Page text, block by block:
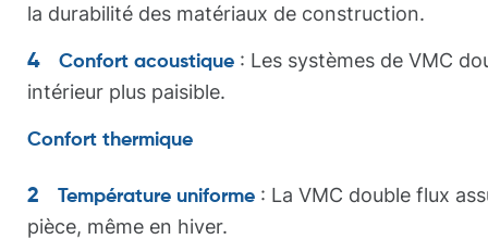
la durabilité des matériaux de construction.
Confort acoustique : Les systèmes de VMC
intérieur plus paisible.
Confort thermique
Température uniforme : La VMC double flux
pièce, même en hiver.